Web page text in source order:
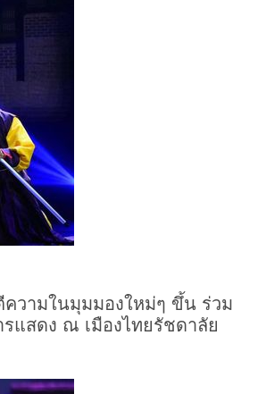
ความในมุมมองใหม่ๆ ขึ้น ร่วม
แสดง ณ เมืองไทยรัชดาลัย